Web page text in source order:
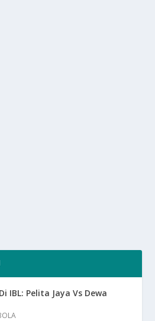
IBL: Pelita Jaya Vs Dewa